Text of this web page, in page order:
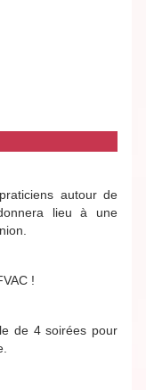
autour de
lieu à une
!
de 4 soirées pour